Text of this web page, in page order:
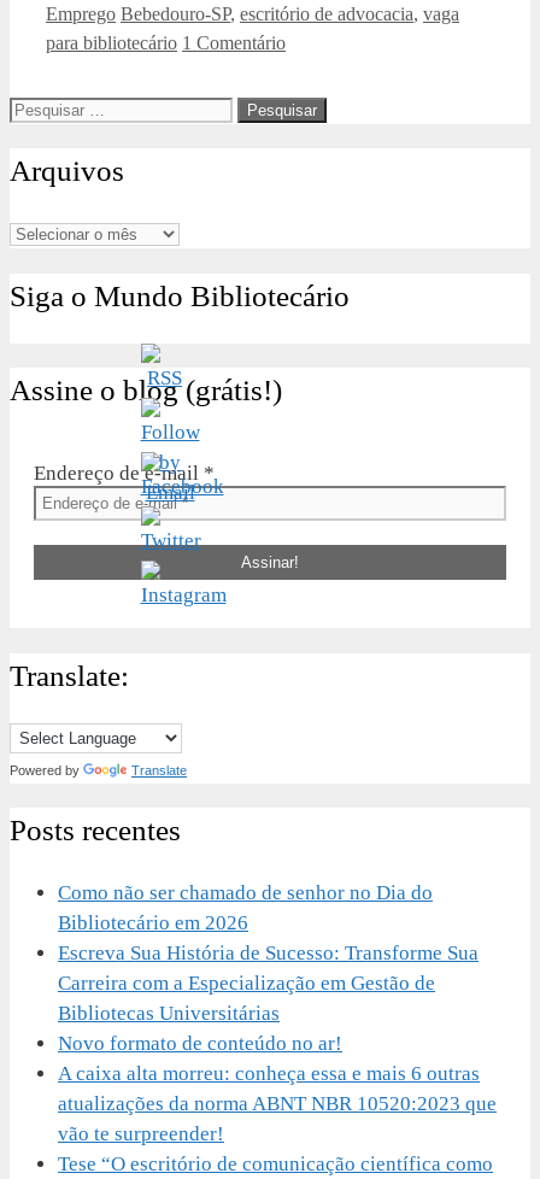
Categorias
Emprego Tags
Bebedouro-SP, escritório de advocacia, vaga
para bibliotecário 1 Comentário
Pesquisar
Arquivos
Arquivos
Siga o Mundo Bibliotecário
Assine o blog (grátis!)
Endereço de e-mail *
Translate:
Powered by Translate
Posts recentes
Como não ser chamado de senhor no Dia do
Bibliotecário em 2026
Escreva Sua História de Sucesso: Transforme Sua
Carreira com a Especialização em Gestão de
Bibliotecas Universitárias
Novo formato de conteúdo no ar!
A caixa alta morreu: conheça essa e mais 6 outras
atualizações da norma ABNT NBR 10520:2023 que
vão te surpreender!
Tese “O escritório de comunicação científica como